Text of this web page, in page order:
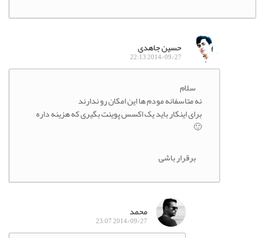
حسین جاهدی
2014/09/27 22:13
نه متاسفانه مودم ها این امکان رو ندارند
برای اینکار باید یک اکسس پوینت بگیری که هزینه داره
محمد
2014/09/27 23:07